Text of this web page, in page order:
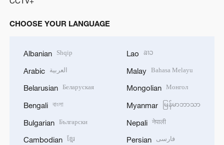
CHOOSE YOUR LANGUAGE
Albanian Shqip
Arabic العربية
Belarusian Беларуская
Bengali বাংলা
Bulgarian Български
Cambodian ខ្មែរ
Lao ລາວ
Malay Bahasa Melayu
Mongolian Монгол
Myanmar မြန်မာဘာသာ
Nepali नेपाली
Persian فارسی